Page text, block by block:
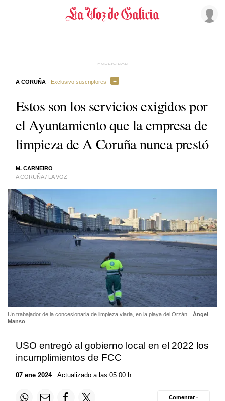
Estos son los servicios exigidos por
el Ayuntamiento que la empresa de
limpieza de A Coruña nunca prestó
M. CARNEIRO
A CORUÑA / LA VOZ
A CORUÑA · Exclusivo suscriptores
Un trabajador de la concesionaria de limpieza viaria, en la playa del Orzán
Ángel
Manso
USO entregó al gobierno local en el 2022 los
incumplimientos de FCC
07 ene 2024. Actualizado a las 05:00 h.
Comentar ·